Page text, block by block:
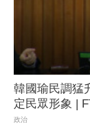
韓國瑜民調猛
定民眾形象 |
政治